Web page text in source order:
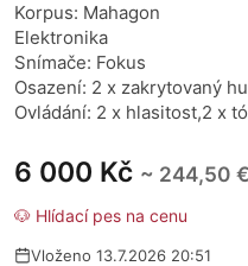
6 000 Kč ~ 244,50 €
🐶 Hlídací pes na cenu
Vloženo 13.7.2026 20:51
Korpus: Mahagon
Elektronika
Snímače: Fokus
Osazení: 2 x zakrytovaný
Ovládání: 2 x hlasitost,2 x